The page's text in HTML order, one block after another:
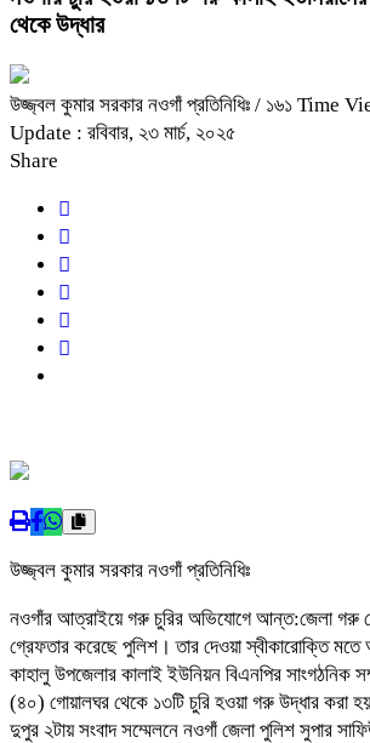
থেকে উদ্ধার
উজ্জ্বল কুমার সরকার নওগাঁ প্রতিনিধিঃ / ১৬১ Time
Update : রবিবার, ২৩ মার্চ, ২০২৫
Share
উজ্জ্বল কুমার সরকার নওগাঁ প্রতিনিধিঃ
নওগাঁর আত্রাইয়ে গরু চুরির অভিযোগে আন্ত:জেলা গরু
গ্রেফতার করেছে পুলিশ। তার দেওয়া স্বীকারোক্তি মতে
কাহালু উপজেলার কালাই ইউনিয়ন বিএনপির সাংগঠনিক
(৪০) গোয়ালঘর থেকে ১৩টি চুরি হওয়া গরু উদ্ধার করা
দুপুর ২টায় সংবাদ সম্মেলনে নওগাঁ জেলা পুলিশ সুপার